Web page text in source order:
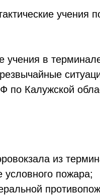
учения
учения в
Калужской
из
пожара;